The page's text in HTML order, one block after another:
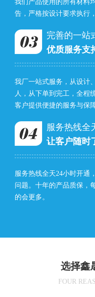
我们产品使用的所有材料
告，严格按设计要求执行
完善的一站
优质服务支
我厂一站式服务，从设计
人，从下单到完工，全程
客户提供便捷的服务与保障
服务热线全
让客户随时
服务热线全天24小时开通
问题。十年的产品质保，
的会更多。
选择鑫
FOUR